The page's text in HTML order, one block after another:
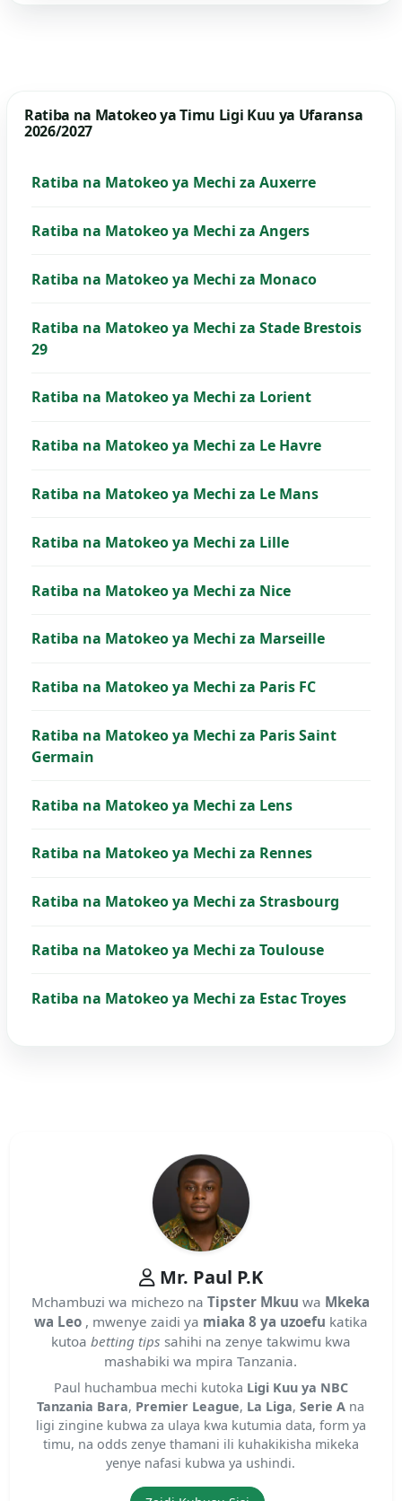
Ratiba na Matokeo ya Timu Ligi Kuu ya Ufaransa
2026/2027
Ratiba na Matokeo ya Mechi za Auxerre
Ratiba na Matokeo ya Mechi za Angers
Ratiba na Matokeo ya Mechi za Monaco
Ratiba na Matokeo ya Mechi za Stade Brestois
29
Ratiba na Matokeo ya Mechi za Lorient
Ratiba na Matokeo ya Mechi za Le Havre
Ratiba na Matokeo ya Mechi za Le Mans
Ratiba na Matokeo ya Mechi za Lille
Ratiba na Matokeo ya Mechi za Nice
Ratiba na Matokeo ya Mechi za Marseille
Ratiba na Matokeo ya Mechi za Paris FC
Ratiba na Matokeo ya Mechi za Paris Saint
Germain
Ratiba na Matokeo ya Mechi za Lens
Ratiba na Matokeo ya Mechi za Rennes
Ratiba na Matokeo ya Mechi za Strasbourg
Ratiba na Matokeo ya Mechi za Toulouse
Ratiba na Matokeo ya Mechi za Estac Troyes
Mr. Paul P.K
Mchambuzi wa michezo naTipster Mkuu wa Mkeka
wa Leo , mwenye zaidi ya miaka 8 ya uzoefu katika
kutoa betting tips sahihi na zenye takwimu kwa
mashabiki wa mpira Tanzania.
Paul huchambua mechi kutoka Ligi Kuu ya NBC
Tanzania Bara, Premier League, La Liga,Serie A na
ligi zingine kubwa za ulaya kwa kutumia data, form ya
timu, na odds zenye thamani ili kuhakikisha mikeka
yenye nafasi kubwa ya ushindi.